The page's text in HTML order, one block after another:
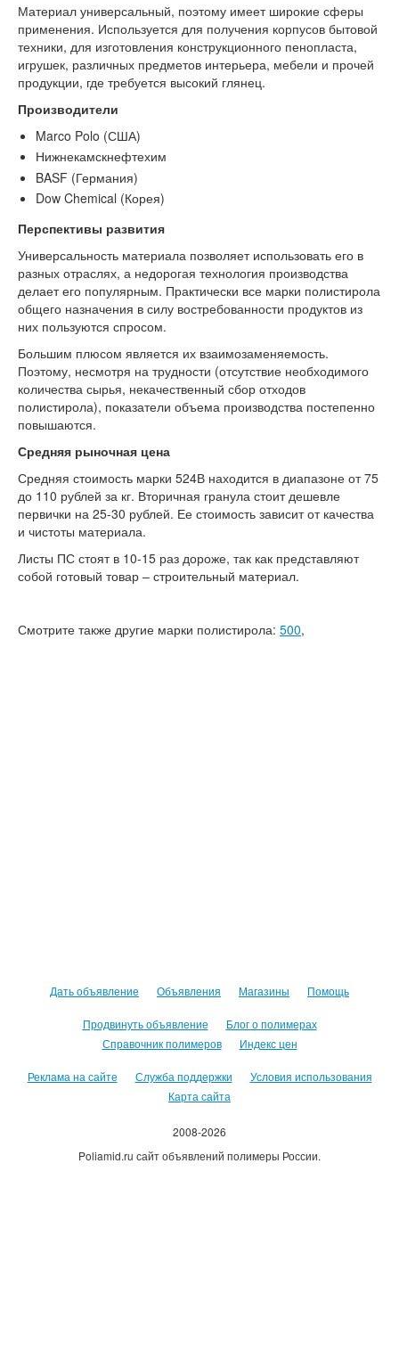
Материал универсальный, поэтому имеет широкие сферы
применения. Используется для получения корпусов бытовой
техники, для изготовления конструкционного пенопласта,
игрушек, различных предметов интерьера, мебели и прочей
продукции, где требуется высокий глянец.
Производители
Marco Polo (США)
Нижнекамскнефтехим
BASF (Германия)
Dow Chemical (Корея)
Перспективы развития
Универсальность материала позволяет использовать его в
разных отраслях, а недорогая технология производства
делает его популярным. Практически все марки полистирола
общего назначения в силу востребованности продуктов из
них пользуются спросом.
Большим плюсом является их взаимозаменяемость.
Поэтому, несмотря на трудности (отсутствие необходимого
количества сырья, некачественный сбор отходов
полистирола), показатели объема производства постепенно
повышаются.
Средняя рыночная цена
Средняя стоимость марки 524В находится в диапазоне от 75
до 110 рублей за кг. Вторичная гранула стоит дешевле
первички на 25-30 рублей. Ее стоимость зависит от качества
и чистоты материала.
Листы ПС стоят в 10-15 раз дороже, так как представляют
собой готовый товар – строительный материал.
Смотрите также другие марки полистирола: 500,
Дать объявление Объявления Магазины Помощь
Продвинуть объявление
Блог о полимерах
Справочник полимеров
Индекс цен
Реклама на сайте Служба поддержки
Условия использования
Карта сайта
2008-2026
Poliamid.ru сайт объявлений полимеры России.